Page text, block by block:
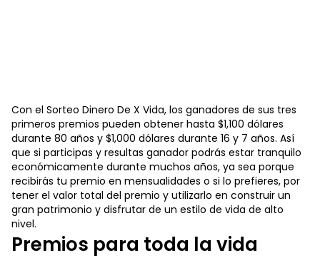
Con el Sorteo Dinero De X Vida, los ganadores de sus tres
primeros premios pueden obtener hasta $1,100 dólares
durante 80 años y $1,000 dólares durante 16 y 7 años. Así
que si participas y resultas ganador podrás estar tranquilo
económicamente durante muchos años, ya sea porque
recibirás tu premio en mensualidades o si lo prefieres, por
tener el valor total del premio y utilizarlo en construir un
gran patrimonio y disfrutar de un estilo de vida de alto
nivel.
Premios para toda la vida